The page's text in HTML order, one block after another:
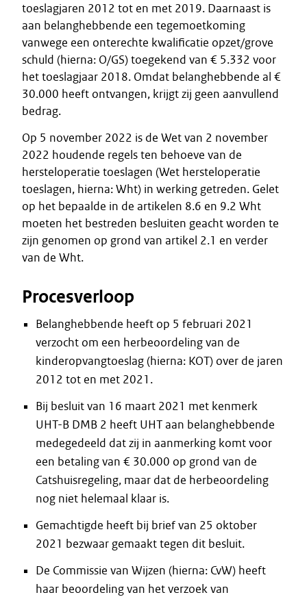
toeslagjaren 2012 tot en met 2019. Daarnaast is
aan belanghebbende een tegemoetkoming
vanwege een onterechte kwalificatie opzet/grove
schuld (hierna: O/GS) toegekend van € 5.332 voor
het toeslagjaar 2018. Omdat belanghebbende al €
30.000 heeft ontvangen, krijgt zij geen aanvullend
bedrag.
Op 5 november 2022 is de Wet van 2 november
2022 houdende regels ten behoeve van de
hersteloperatie toeslagen (Wet hersteloperatie
toeslagen, hierna: Wht) in werking getreden. Gelet
op het bepaalde in de artikelen 8.6 en 9.2 Wht
moeten het bestreden besluiten geacht worden te
zijn genomen op grond van artikel 2.1 en verder
van de Wht.
Procesverloop
Belanghebbende heeft op 5 februari 2021
verzocht om een herbeoordeling van de
kinderopvangtoeslag (hierna: KOT) over de jaren
2012 tot en met 2021.
Bij besluit van 16 maart 2021 met kenmerk
UHT-B DMB 2 heeft UHT aan belanghebbende
medegedeeld dat zij in aanmerking komt voor
een betaling van € 30.000 op grond van de
Catshuisregeling, maar dat de herbeoordeling
nog niet helemaal klaar is.
Gemachtigde heeft bij brief van 25 oktober
2021 bezwaar gemaakt tegen dit besluit.
De Commissie van Wijzen (hierna: CvW) heeft
haar beoordeling van het verzoek van